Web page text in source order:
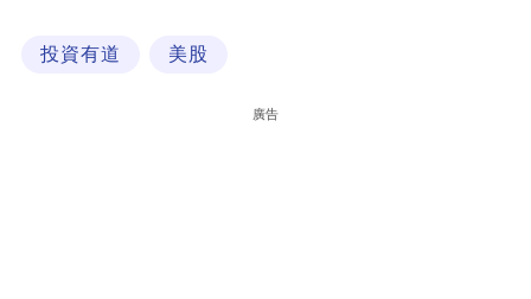
投資有道 美股
廣告